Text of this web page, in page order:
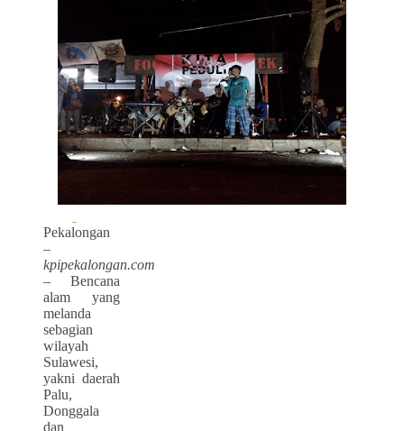
Pekalongan
–
kpipekalongan.com
– Bencana
alam yang
melanda
sebagian
wilayah
Sulawesi,
yakni daerah
Palu,
Donggala
dan